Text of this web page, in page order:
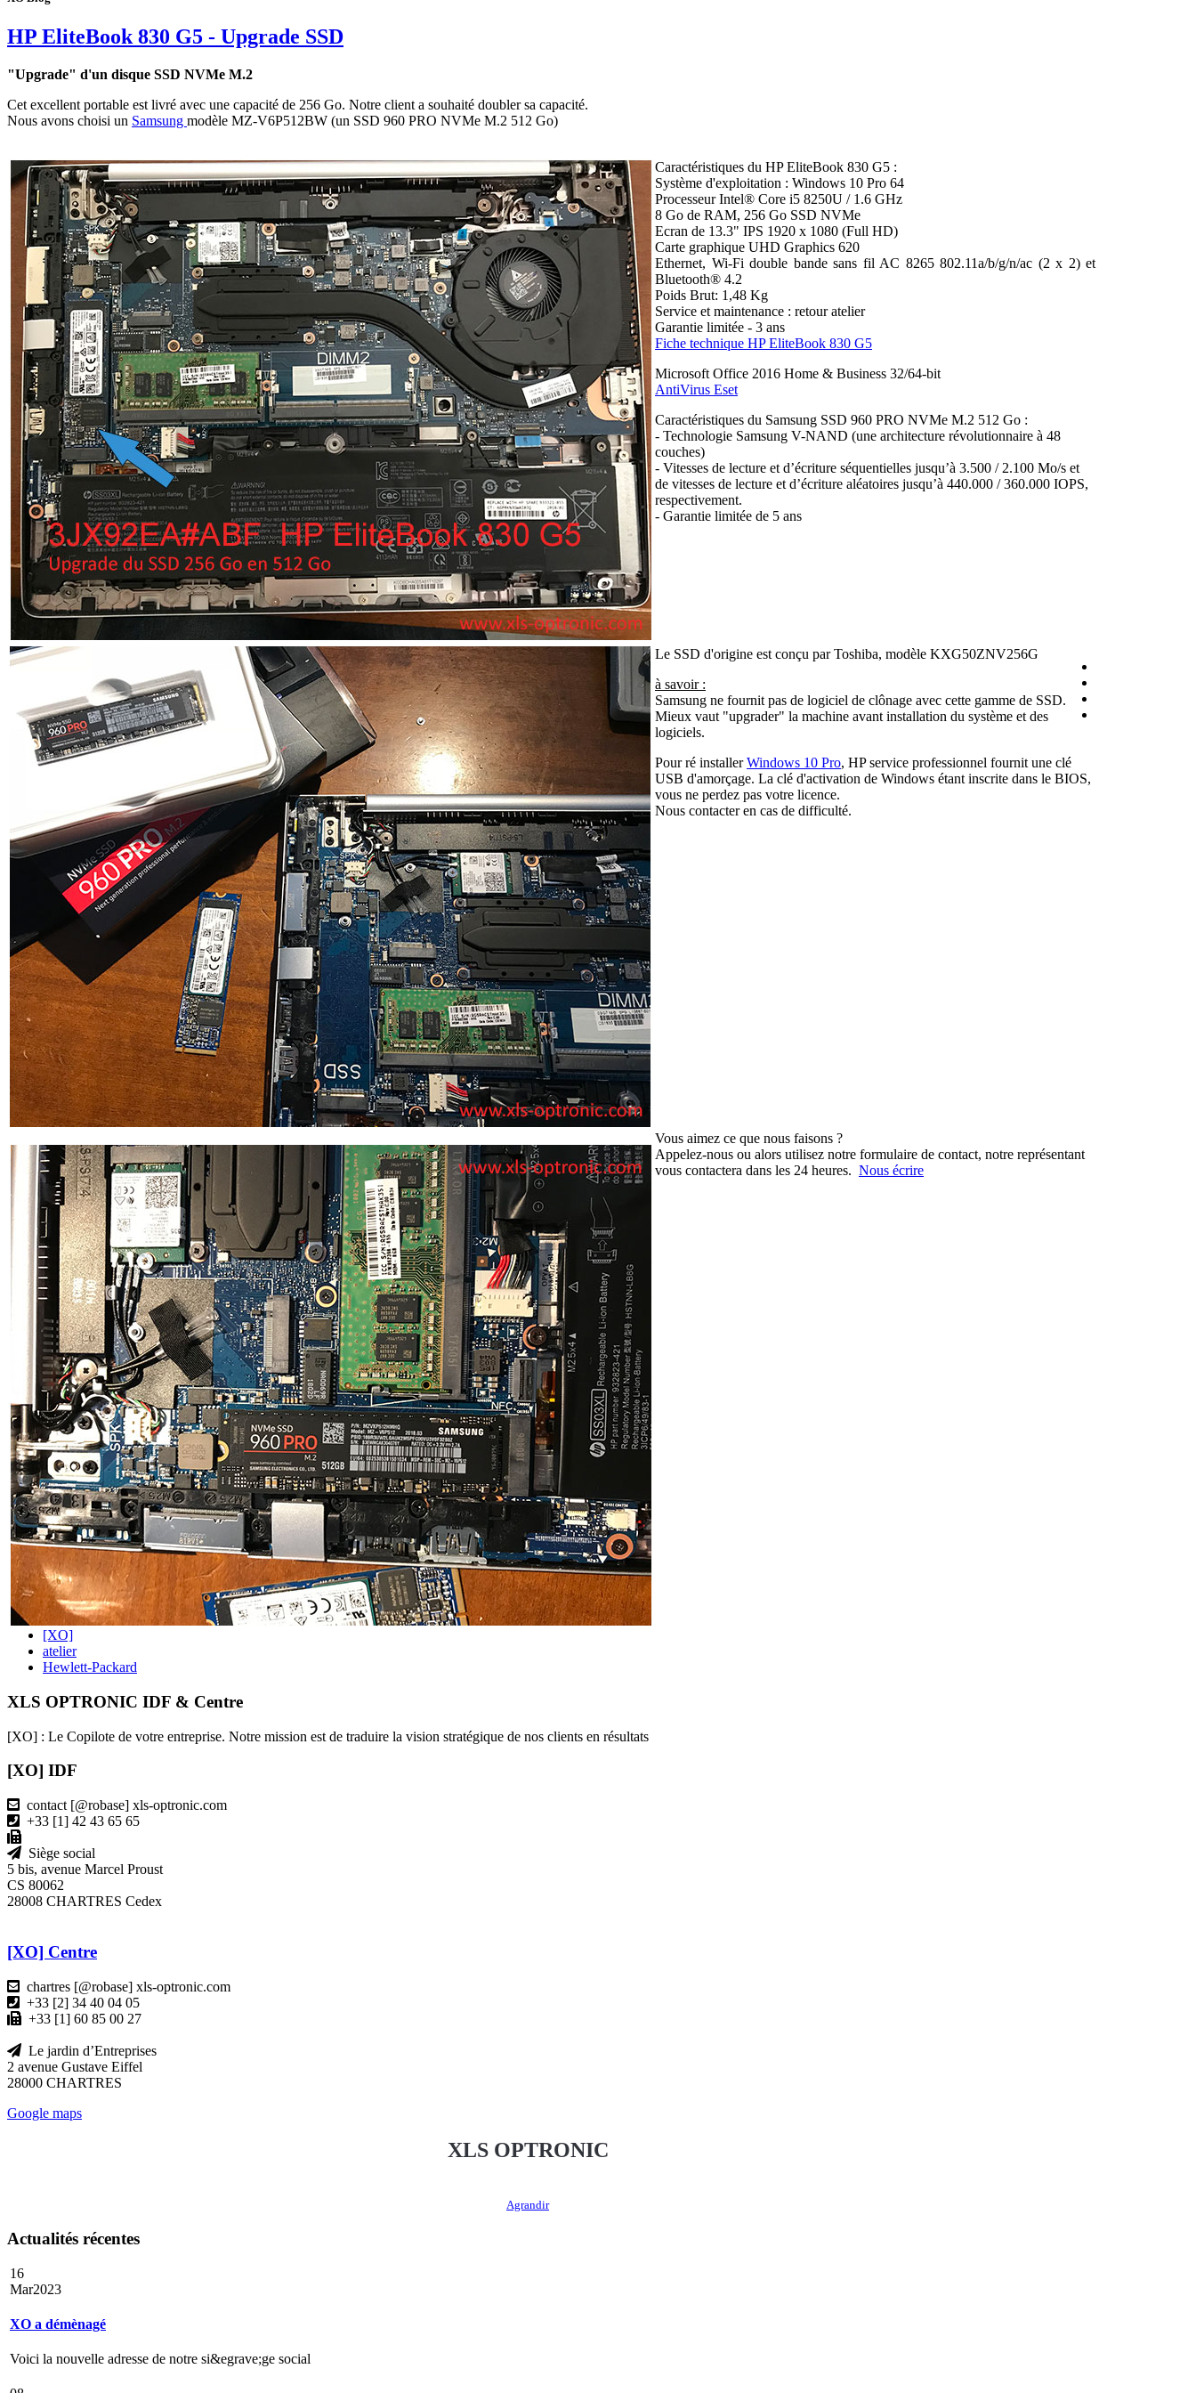
HP EliteBook 830 G5 - Upgrade SSD
"Upgrade" d'un disque SSD NVMe M.2
Cet excellent portable est livré avec une capacité de 256 Go. Notre client a souhaité doubler sa capacité.
Nous avons choisi un Samsung modèle MZ-V6P512BW (un SSD 960 PRO NVMe M.2 512 Go)
Caractéristiques du HP EliteBook 830 G5 :
Système d'exploitation : Windows 10 Pro 64
Processeur Intel® Core i5 8250U / 1.6 GHz
8 Go de RAM, 256 Go SSD NVMe
Ecran de 13.3" IPS 1920 x 1080 (Full HD)
Carte graphique UHD Graphics 620
Ethernet, Wi-Fi double bande sans fil AC 8265 802.11a/b/g/n/ac (2 x 2) et
Bluetooth® 4.2
Poids Brut: 1,48 Kg
Service et maintenance : retour atelier
Garantie limitée - 3 ans
Fiche technique HP EliteBook 830 G5
Microsoft Office 2016 Home & Business 32/64-bit
AntiVirus Eset
Caractéristiques du Samsung SSD 960 PRO NVMe M.2 512 Go :
- Technologie Samsung V-NAND (une architecture révolutionnaire à 48
couches)
- Vitesses de lecture et d’écriture séquentielles jusqu’à 3.500 / 2.100 Mo/s et
de vitesses de lecture et d’écriture aléatoires jusqu’à 440.000 / 360.000 IOPS,
respectivement.
- Garantie limitée de 5 ans
Le SSD d'origine est conçu par Toshiba, modèle KXG50ZNV256G
à savoir :
Samsung ne fournit pas de logiciel de clônage avec cette gamme de SSD.
Mieux vaut "upgrader" la machine avant installation du système et des
logiciels.
Pour ré installerWindows 10 Pro, HP service professionnel fournit une clé
USB d'amorçage. La clé d'activation de Windows étant inscrite dans le BIOS,
vous ne perdez pas votre licence.
Nous contacter en cas de difficulté.
Vous aimez ce que nous faisons ?
Appelez-nous ou alors utilisez notre formulaire de contact, notre représentant
vous contactera dans les 24 heures. Nous écrire
[XO]
atelier
Hewlett-Packard
XLS OPTRONIC IDF & Centre
[XO] : Le Copilote de votre entreprise. Notre mission est de traduire la vision stratégique de nos clients en résultats
[XO] IDF
contact [@robase] xls-optronic.com
+33 [1] 42 43 65 65
Siège social
5 bis, avenue Marcel Proust
CS 80062
28008 CHARTRES Cedex
[XO] Centre
chartres [@robase] xls-optronic.com
+33 [2] 34 40 04 05
+33 [1] 60 85 00 27
Le jardin d’Entreprises
2 avenue Gustave Eiffel
28000 CHARTRES
Google maps
XLS OPTRONIC
Agrandir
Actualités récentes
16
Mar2023
XO a démènagé
Voici la nouvelle adresse de notre si&egrave;ge social